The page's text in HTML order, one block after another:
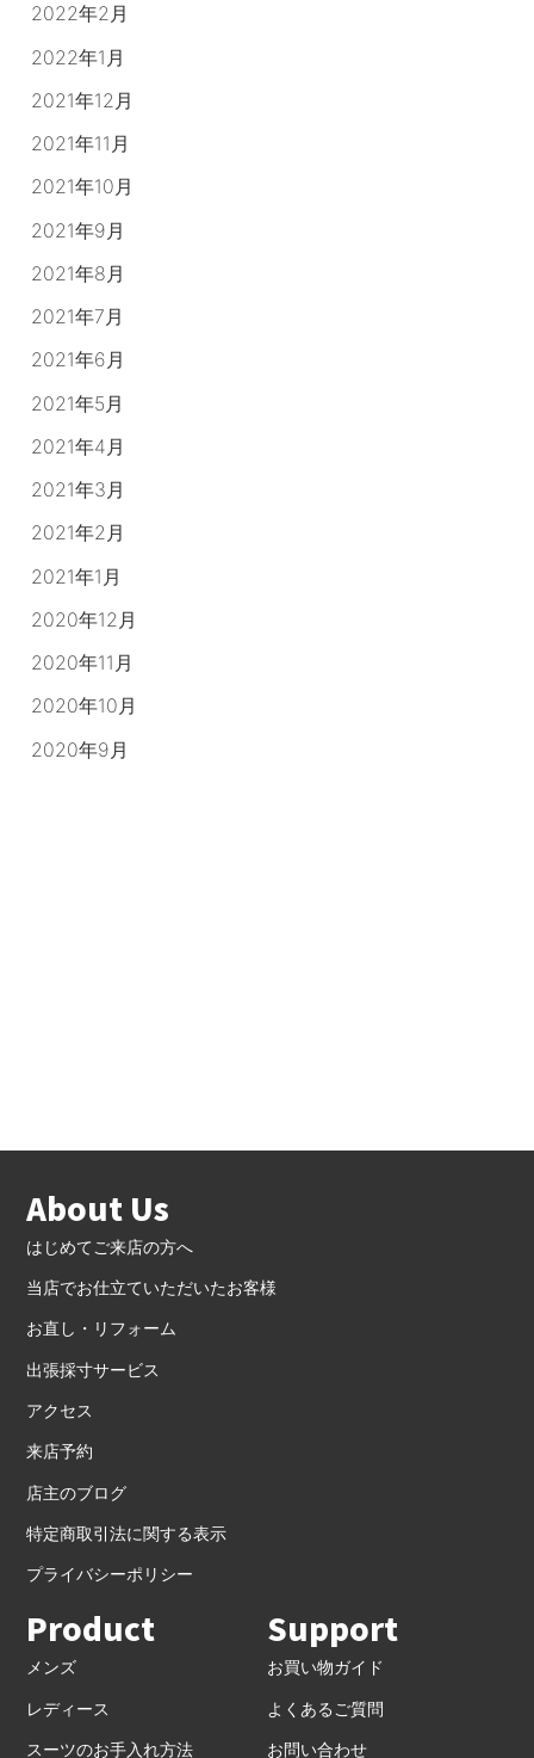
2022年2月
2022年1月
2021年12月
2021年11月
2021年10月
2021年9月
2021年8月
2021年7月
2021年6月
2021年5月
2021年4月
2021年3月
2021年2月
2021年1月
2020年12月
2020年11月
2020年10月
2020年9月
About Us
はじめてご来店の方へ
当店でお仕立ていただいたお客様
お直し・リフォーム
出張採寸サービス
アクセス
来店予約
店主のブログ
特定商取引法に関する表示
プライバシーポリシー
Product
メンズ
レディース
スーツのお手入れ方法
Support
お買い物ガイド
よくあるご質問
お問い合わせ